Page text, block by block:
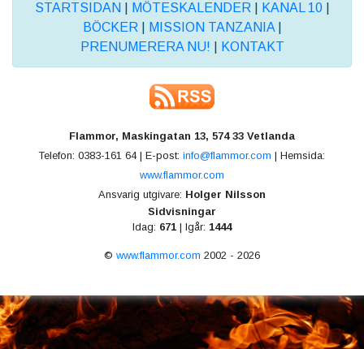
STARTSIDAN MÖTESKALENDER| KANAL 10|
BÖCKER| MISSION TANZANIA|
PRENUMERERA NU!
KONTAKT
Flammor, Maskingatan 13, 574 33 Vetlanda
Telefon: 0383-161 64 | E-post: info@flammor.com | Hemsida:
www.flammor.com
Ansvarig utgivare: Holger Nilsson
Sidvisningar
Idag: 671 | Igår: 1444
© www.flammor.com 2002 - 2026